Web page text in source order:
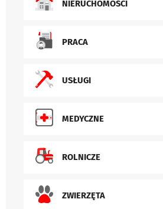
NIERUCHOMOŚCI
PRACA
USŁUGI
MEDYCZNE
ROLNICZE
ZWIERZĘTA